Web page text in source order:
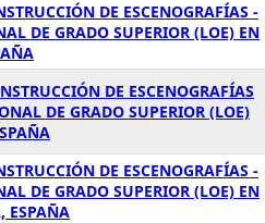
DE ESCENOGRAFÍAS -
DE GRADO SUPERIOR (LOE) EN
DE ESCENOGRAFÍAS
DE GRADO SUPERIOR (LOE)
DE ESCENOGRAFÍAS -
DE GRADO SUPERIOR (LOE) EN
ESPAÑA